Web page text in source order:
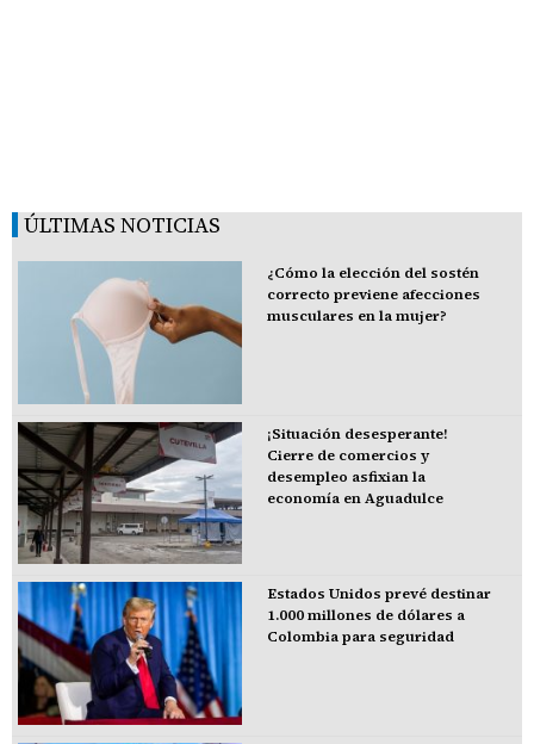
ÚLTIMAS NOTICIAS
¿Cómo la elección del sostén
correcto previene afecciones
musculares en la mujer?
¡Situación desesperante!
Cierre de comercios y
desempleo asfixian la
economía en Aguadulce
Estados Unidos prevé destinar
1.000 millones de dólares a
Colombia para seguridad